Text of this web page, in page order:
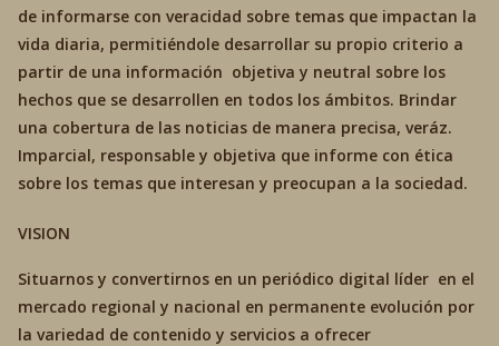
de informarse con veracidad sobre temas que impactan la
vida diaria, permitiéndole desarrollar su propio criterio a
partir de una información objetiva y neutral sobre los
hechos que se desarrollen en todos los ámbitos. Brindar
una cobertura de las noticias de manera precisa, veráz.
Imparcial, responsable y objetiva que informe con ética
sobre los temas que interesan y preocupan a la sociedad.
VISION
Situarnos y convertirnos en un periódico digital líder en el
mercado regional y nacional en permanente evolución por
la variedad de contenido y servicios a ofrecer